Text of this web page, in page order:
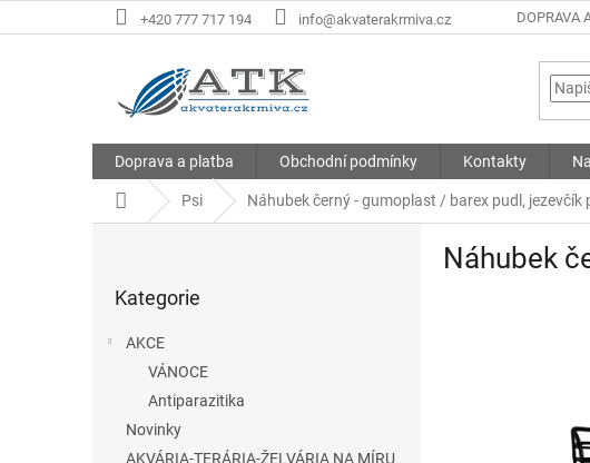
na
+420 777 717 194 info@akvaterakrmiva.cz DOPRAVA
Doprava a platba Obchodní podmínky Kontakty
Domů Psi Náhubek černý - gumoplast / barex pudl, jezevčík
kategorie
Kategorie
AKCE
VÁNOCE
Antiparazitika
Novinky
AKVÁRIA-TERÁRIA-ŽELVÁRIA NA MÍRU
Náhubek